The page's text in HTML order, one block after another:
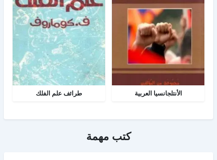
الأنتلجانسيا العربية طرائف علم الفلك
كتب مهمة